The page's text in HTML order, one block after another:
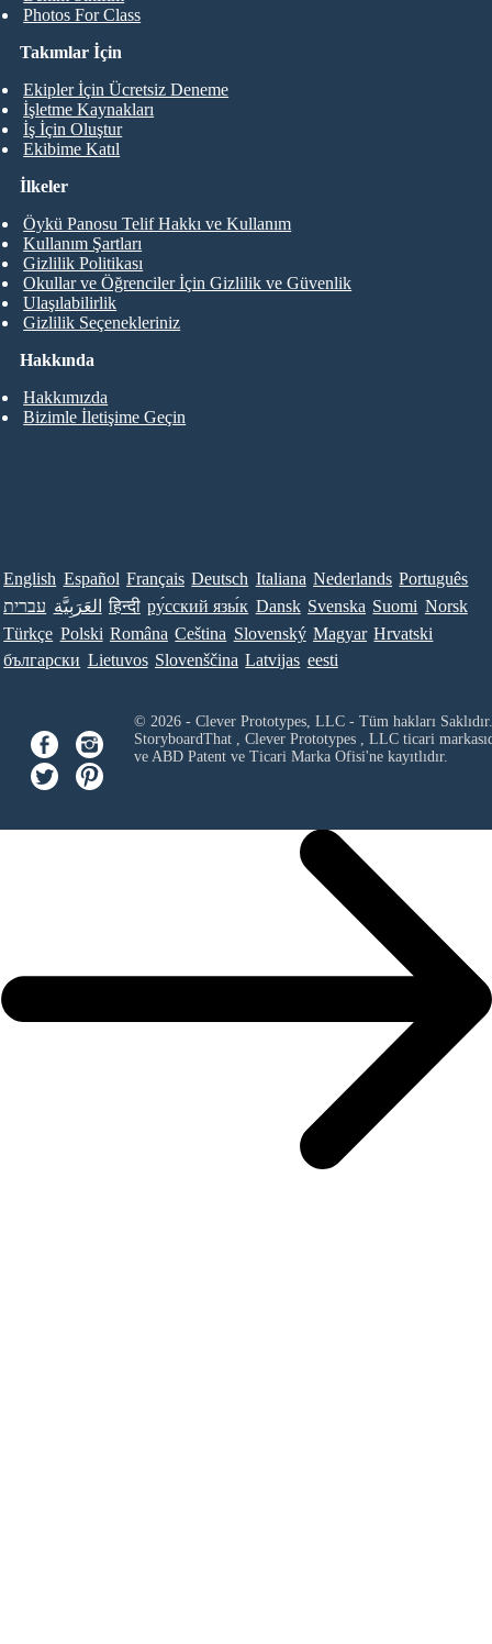
Photos For Class
Takımlar İçin
Ekipler İçin Ücretsiz Deneme
İşletme Kaynakları
İş İçin Oluştur
Ekibime Katıl
Hakkında
Hakkımızda
Bizimle İletişime Geçin
İlkeler
Öykü Panosu Telif Hakkı ve Kullanım
Kullanım Şartları
Gizlilik Politikası
Okullar ve Öğrenciler İçin Gizlilik ve Güvenlik
Ulaşılabilirlik
Gizlilik Seçenekleriniz
English Español Français Deutsch Italiana Nederlands Português
עברית العَرَبِيَّة हिन्दी ру́сский язы́к Dansk Svenska Suomi Norsk
Türkçe Polski Româna Ceština Slovenský Magyar Hrvatski
български Lietuvos Slovenščina Latvijas eesti
© 2026 - Clever Prototypes, LLC - Tüm hakları Saklıdır.
StoryboardThat , Clever Prototypes , LLCticari
ve ABD Patent ve Ticari Marka Ofisi'ne kayıtlıdır.